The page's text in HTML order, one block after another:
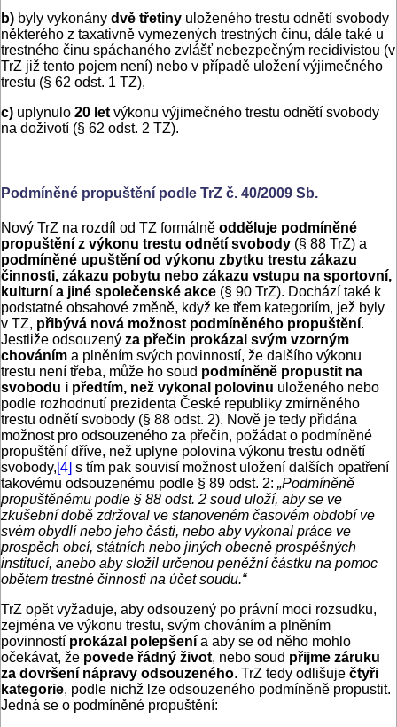
b) byly vykonány dvě třetiny uloženého trestu odnětí svobody
některého z taxativně vymezených trestných činu, dále také u
trestného činu spáchaného zvlášť nebezpečným recidivistou (v
TrZ již tento pojem není) nebo v případě uložení výjimečného
trestu (§ 62 odst. 1 TZ),
c) uplynulo 20 let výkonu výjimečného trestu odnětí svobody
na doživotí (§ 62 odst. 2 TZ).
Podmíněné propuštění podle TrZ č. 40/2009 Sb.
Nový TrZ na rozdíl od TZ formálně odděluje podmíněné
propuštění z výkonu trestu odnětí svobody (§ 88 TrZ) a
podmíněné upuštění od výkonu zbytku trestu zákazu
činnosti, zákazu pobytu nebo zákazu vstupu na sportovní,
kulturní a jiné společenské akce (§ 90 TrZ). Dochází také k
podstatné obsahové změně, když ke třem kategoriím, jež byly
v TZ, přibývá nová možnost podmíněného propuštění.
Jestliže odsouzený za přečin prokázal svým vzorným
chováním a plněním svých povinností, že dalšího výkonu
trestu není třeba, může ho soud podmíněně propustit na
svobodu i předtím, než vykonal polovinu uloženého nebo
podle rozhodnutí prezidenta České republiky zmírněného
trestu odnětí svobody (§ 88 odst. 2). Nově je tedy přidána
možnost pro odsouzeného za přečin, požádat o podmíněné
propuštění dříve, než uplyne polovina výkonu trestu odnětí
svobody,[4] s tím pak souvisí možnost uložení dalších opatření
takovému odsouzenému podle § 89 odst. 2: „Podmíněně
propuštěnému podle § 88 odst. 2 soud uloží, aby se ve
zkušební době zdržoval ve stanoveném časovém období ve
svém obydlí nebo jeho části, nebo aby vykonal práce ve
prospěch obcí, státních nebo jiných obecně prospěšných
institucí, anebo aby složil určenou peněžní částku na pomoc
obětem trestné činnosti na účet soudu.“
TrZ opět vyžaduje, aby odsouzený po právní moci rozsudku,
zejména ve výkonu trestu, svým chováním a plněním
povinností prokázal polepšení a aby se od něho mohlo
očekávat, že povede řádný život, nebo soud přijme záruku
za dovršení nápravy odsouzeného. TrZ tedy odlišuje čtyři
kategorie, podle nichž lze odsouzeného podmíněně propustit.
Jedná se o podmíněné propuštění: